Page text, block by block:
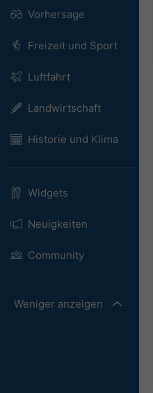
Vorhersage
Freizeit und Sport
Luftfahrt
Landwirtschaft
Historie und Klima
Widgets
Neuigkeiten
Community
Weniger anzeigen